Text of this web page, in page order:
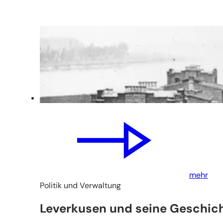
mehr
Politik und Verwaltung
Leverkusen und seine